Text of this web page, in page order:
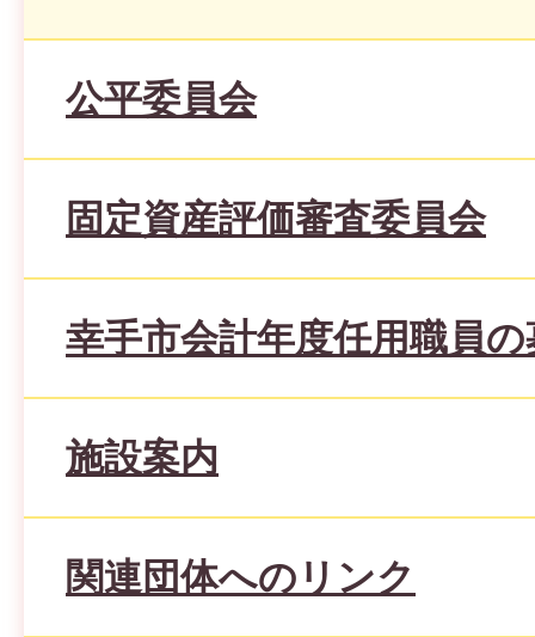
公平委員会
固定資産評価審査委員会
幸手市会計年度任用職員の
施設案内
関連団体へのリンク